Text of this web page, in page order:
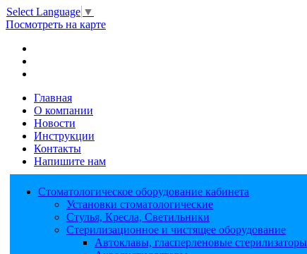
Select Language ▼
Посмотреть на карте
Главная
О компании
Новости
Инструкции
Контакты
Напишите нам
Стоматологическое оборудование кабинета
Установки стоматологические
Стулья, Кресла, Светильники
Стерилизационное и чистящее оборудование
Автоклавы, гласперленовые стерилизаторы